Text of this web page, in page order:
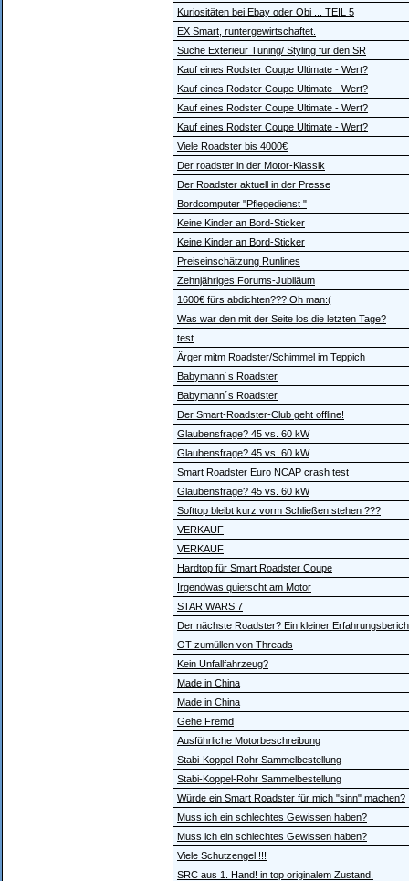
Kuriositäten bei Ebay oder Obi ... TEIL 5
EX Smart, runtergewirtschaftet.
Suche Exterieur Tuning/ Styling für den SR
Kauf eines Rodster Coupe Ultimate - Wert?
Kauf eines Rodster Coupe Ultimate - Wert?
Kauf eines Rodster Coupe Ultimate - Wert?
Kauf eines Rodster Coupe Ultimate - Wert?
Viele Roadster bis 4000€
Der roadster in der Motor-Klassik
Der Roadster aktuell in der Presse
Bordcomputer "Pflegedienst "
Keine Kinder an Bord-Sticker
Keine Kinder an Bord-Sticker
Preiseinschätzung Runlines
Zehnjähriges Forums-Jubiläum
1600€ fürs abdichten??? Oh man:(
Was war den mit der Seite los die letzten Tage?
test
Ärger mitm Roadster/Schimmel im Teppich
Babymann´s Roadster
Babymann´s Roadster
Der Smart-Roadster-Club geht offline!
Glaubensfrage? 45 vs. 60 kW
Glaubensfrage? 45 vs. 60 kW
Smart Roadster Euro NCAP crash test
Glaubensfrage? 45 vs. 60 kW
Softtop bleibt kurz vorm Schließen stehen ???
VERKAUF
VERKAUF
Hardtop für Smart Roadster Coupe
Irgendwas quietscht am Motor
STAR WARS 7
Der nächste Roadster? Ein kleiner
OT-zumüllen von Threads
Kein Unfallfahrzeug?
Made in China
Made in China
Gehe Fremd
Ausführliche Motorbeschreibung
Stabi-Koppel-Rohr Sammelbestellung
Stabi-Koppel-Rohr Sammelbestellung
Würde ein Smart Roadster für mich "sinn" machen?
Muss ich ein schlechtes Gewissen haben?
Muss ich ein schlechtes Gewissen haben?
Viele Schutzengel !!!
SRC aus 1. Hand! in top originalem Zustand.